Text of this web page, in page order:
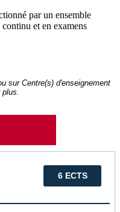
par un ensemble
et en examens
sur Centre(s) d'enseignement
plus.
6 ECTS